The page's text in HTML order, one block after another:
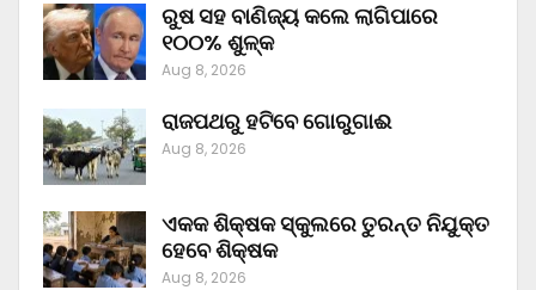
ରୁଷ ସହ ବାଣିଜ୍ୟ କଲେ ଲାଗିପାରେ
୧୦୦% ଶୁଳ୍କ
Aug 8, 2026
ରାଜପଥରୁ ହଟିବେ ଗୋରୁଗାଈ
Aug 8, 2026
ଏକକ ଶିକ୍ଷକ ସ୍କୁଲରେ ତୁରନ୍ତ ନିଯୁକ୍ତ
ହେବେ ଶିକ୍ଷକ
Aug 8, 2026